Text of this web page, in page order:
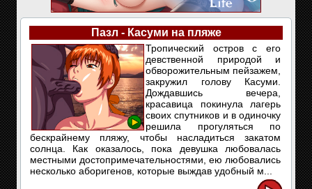
Пазл - Касуми на пляже
Тропический остров с его
девственной природой и
обворожительным пейзажем,
закружил голову Касуми.
Дождавшись вечера,
красавица покинула лагерь
своих спутников и в одиночку
решила прогуляться по
бескрайнему пляжу, чтобы насладиться закатом
солнца. Как оказалось, пока девушка любовалась
местными достопримечательностями, ею любовались
несколько аборигенов, которые выждав удобный м...